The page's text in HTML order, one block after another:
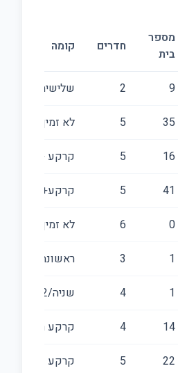
מספר
בית
חדרים קומה
9
2 שלישית/3
35
5 לא זמין
16
5 קרקע + ראשונה
41
5 קרקע+ראשונה/2
0
6 לא זמין
1
3 ראשונה/1
1
4 שניה/2
14
4 קרקע ראשונה
22
5 קרקע וראשונה